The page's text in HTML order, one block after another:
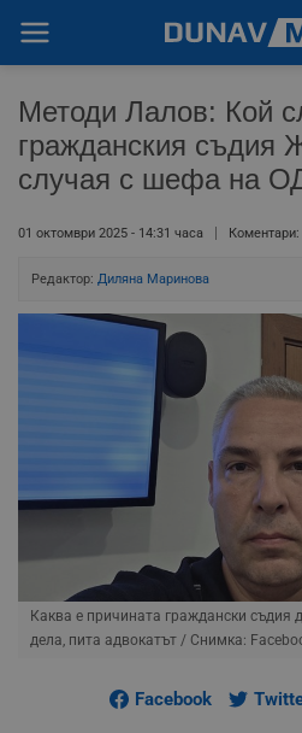
Методи Лалов: Кой
гражданския съдия
случая с шефа на
01 октомври 2025 - 14:31 часа Коментари:
Редактор: Диляна Маринова
Каква е причината граждански съдия
дела, пита адвокатът / Снимка:
Facebook